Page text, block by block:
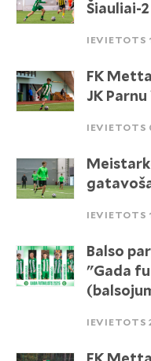
Šiauliai-2
IEVIETOTS
FK
JK
IEVIETOTS
IEVIETOTS
Balso
"Gada
IEVIETOTS